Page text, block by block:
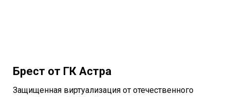
Брест от ГК Астра
Защищенная виртуализация от отечественного